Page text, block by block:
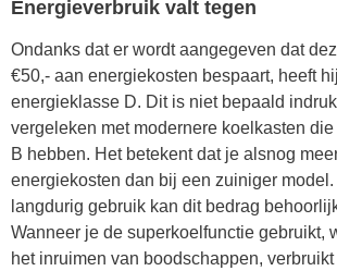
Energieverbruik valt tegen
Ondanks dat er wordt aangegeven dat
€50,- aan energiekosten bespaart, heeft
energieklasse D. Dit is niet bepaald
vergeleken met modernere koelkasten
B hebben. Het betekent dat je alsnog
energiekosten dan bij een zuiniger
langdurig gebruik kan dit bedrag
Wanneer je de superkoelfunctie gebruikt,
het inruimen van boodschappen,